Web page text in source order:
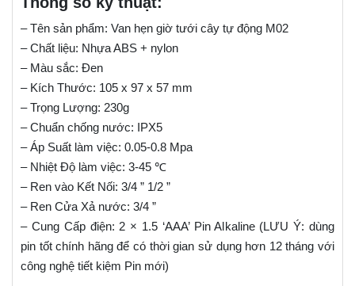
– Tên sản phẩm: Van hẹn giờ tưới cây tự động M02
– Chất liệu: Nhựa ABS + nylon
– Màu sắc: Đen
– Kích Thước: 105 x 97 x 57 mm
– Trọng Lượng: 230g
– Chuẩn chống nước: IPX5
– Áp Suất làm việc: 0.05-0.8 Mpa
– Nhiệt Độ làm việc: 3-45 ℃
– Ren vào Kết Nối: 3/4 ” 1/2 ”
– Ren Cửa Xả nước: 3/4 ”
– Cung Cấp điện: 2 × 1.5 ‘AAA’ Pin Alkaline (LƯU Ý: dùng
pin tốt chính hãng để có thời gian sử dụng hơn 12 tháng với
công nghệ tiết kiệm Pin mới)